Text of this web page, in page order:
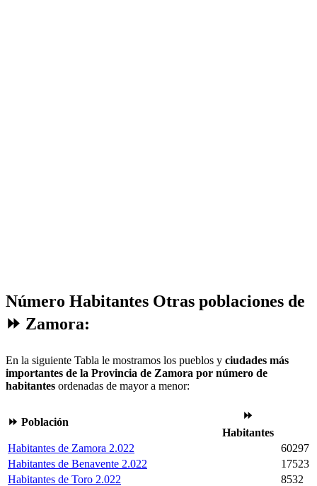
Número Habitantes Otras poblaciones de
⏩ Zamora:
En la siguiente Tabla le mostramos los pueblos y ciudades más
importantes de la Provincia de Zamora por número de
habitantes ordenadas de mayor a menor:
⏩ Población
⏩
Habitantes
Habitantes de Zamora 2.022
60297
Habitantes de Benavente 2.022
17523
Habitantes de Toro 2.022
8532